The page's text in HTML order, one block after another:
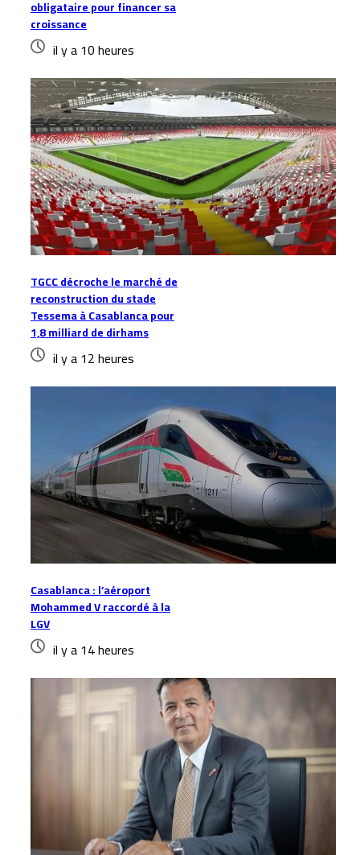
obligataire pour financer sa
croissance
il y a 10 heures
TGCC décroche le marché de
reconstruction du stade
Tessema à Casablanca pour
1,8 milliard de dirhams
il y a 12 heures
Casablanca : l’aéroport
Mohammed V raccordé à la
LGV
il y a 14 heures